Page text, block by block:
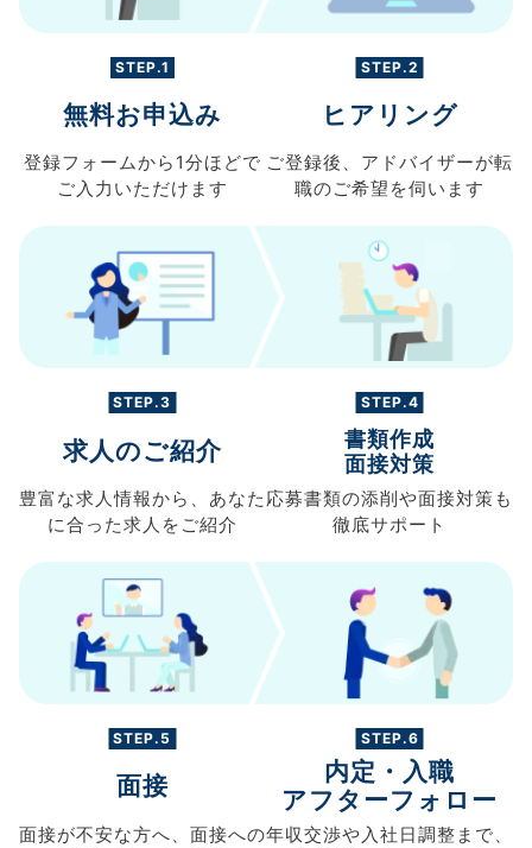
STEP.1
無料お申込み
登録フォームから 1分ほどで
ご入力 いただけます
STEP.2
ヒアリング
ご登録後、 アドバイザーが転
職のご希望を伺います
STEP.3
求人のご紹介
豊富な求人情報から、 あなた
に合った求人を ご紹介
STEP.4
書類作成
面接対策
応募書類の添削や面接対策も
徹底サポート
STEP.5
面接
面接が不安な方へ、 面接への
STEP.6
内定・入職
アフターフォロー
年収交渉や 入社日調整まで、